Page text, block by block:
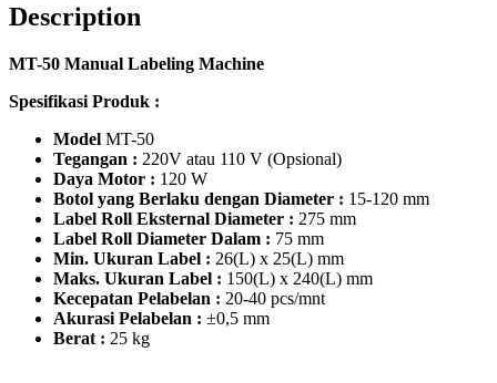
Description
MT-50 Manual Labeling Machine​
Spesifikasi Produk :
Model MT-50
Tegangan : 220V atau 110 V (Opsional)
Daya Motor : 120 W
Botol yang Berlaku dengan Diameter : 15-120 mm
Label Roll Eksternal Diameter : 275 mm
Label Roll Diameter Dalam : 75 mm
Min. Ukuran Label : 26(L) x 25(L) mm
Maks. Ukuran Label : 150(L) x 240(L) mm
Kecepatan Pelabelan : 20-40 pcs/mnt
Akurasi Pelabelan : ±0,5 mm
Berat : 25 kg